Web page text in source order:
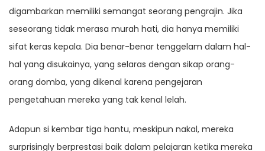
digambarkan memiliki semangat seorang pengrajin. Jika
seseorang tidak merasa murah hati, dia hanya memiliki
sifat keras kepala. Dia benar-benar tenggelam dalam hal-
hal yang disukainya, yang selaras dengan sikap orang-
orang domba, yang dikenal karena pengejaran
pengetahuan mereka yang tak kenal lelah.
Adapun si kembar tiga hantu, meskipun nakal, mereka
surprisingly berprestasi baik dalam pelajaran ketika mereka